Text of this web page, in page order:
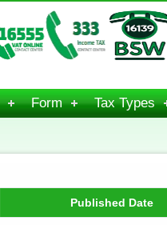
Form Tax Types
Published Date